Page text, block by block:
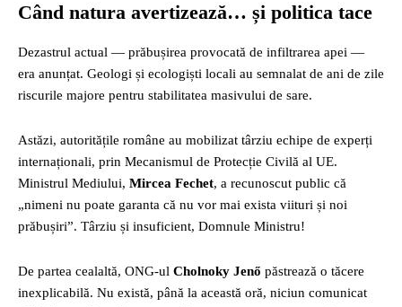
Când natura avertizează… și politica tace
Dezastrul actual — prăbușirea provocată de infiltrarea apei —
era anunțat. Geologi și ecologiști locali au semnalat de ani de zile
riscurile majore pentru stabilitatea masivului de sare.
Astăzi, autoritățile române au mobilizat târziu echipe de experți
internaționali, prin Mecanismul de Protecție Civilă al UE.
Ministrul Mediului, Mircea Fechet, a recunoscut public că
„nimeni nu poate garanta că nu vor mai exista viituri și noi
prăbușiri”. Târziu și insuficient, Domnule Ministru!
De partea cealaltă, ONG-ul Cholnoky Jenő păstrează o tăcere
inexplicabilă. Nu există, până la această oră, niciun comunicat